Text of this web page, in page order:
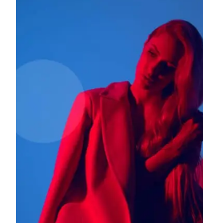
AIN NEWS 1
Contact Us
About Us
Privacy Policy
Terms of Use Agreement
Facebook
X WhatsApp
Share